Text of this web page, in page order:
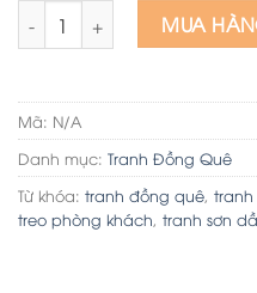
Tranh sơn dầu đồng quê
MUA
Mã: N/A
Danh mục: Tranh Đồng Quê
Từ khóa: tranh đồng quê,
treo phòng khách, tranh sơn